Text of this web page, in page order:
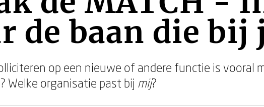
de baan die bij
op een nieuwe of andere functie is vooral
Welke organisatie past bij mij?